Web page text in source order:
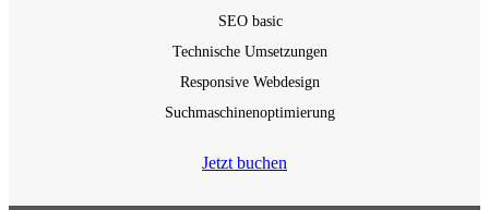
SEO basic
Technische Umsetzungen
Responsive Webdesign
Suchmaschinenoptimierung
Jetzt buchen